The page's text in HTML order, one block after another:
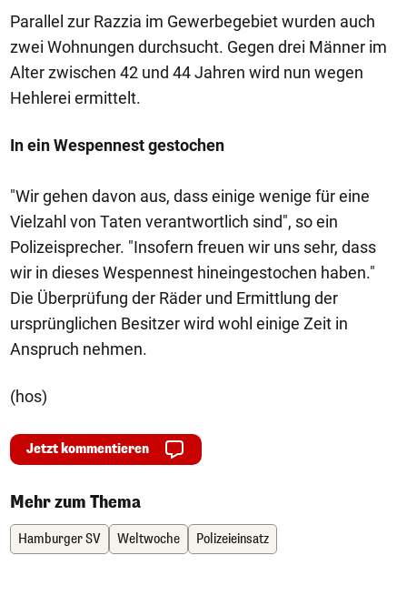
Parallel zur Razzia im Gewerbegebiet wurden auch
zwei Wohnungen durchsucht. Gegen drei Männer im
Alter zwischen 42 und 44 Jahren wird nun wegen
Hehlerei ermittelt.
In ein Wespennest gestochen
"Wir gehen davon aus, dass einige wenige für eine
Vielzahl von Taten verantwortlich sind", so ein
Polizeisprecher. "Insofern freuen wir uns sehr, dass
wir in dieses Wespennest hineingestochen haben."
Die Überprüfung der Räder und Ermittlung der
ursprünglichen Besitzer wird wohl einige Zeit in
Anspruch nehmen.
(hos)
Jetzt kommentieren
Mehr zum Thema
Hamburger SV Weltwoche Polizeieinsatz